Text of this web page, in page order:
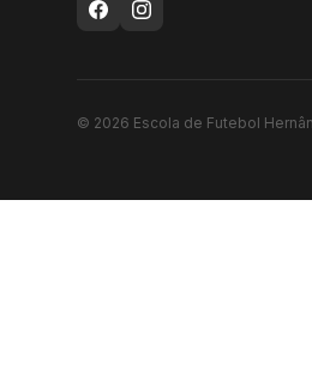
© 2026 Escola de Futebol